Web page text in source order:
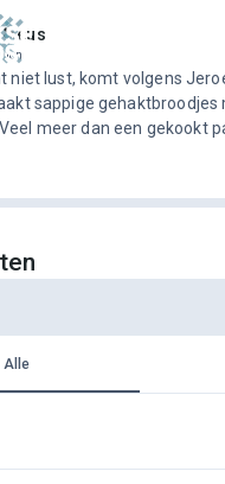
niet lust, komt volgens
sappige gehaktbroodjes
meer dan een gekookt
Alle